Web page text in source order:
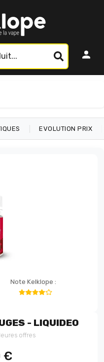
EVOLUTION PRIX
Note Kelklope :
- LIQUIDEO
offres
€